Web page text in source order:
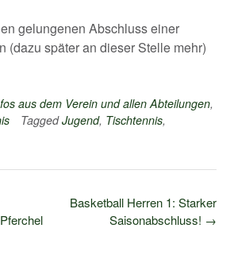
gelungenen Abschluss einer
(dazu später an dieser Stelle mehr)
aus dem Verein und allen Abteilungen,
TaggedJugend, Tischtennis,
Basketball Herren 1: Starker
Saisonabschluss! →